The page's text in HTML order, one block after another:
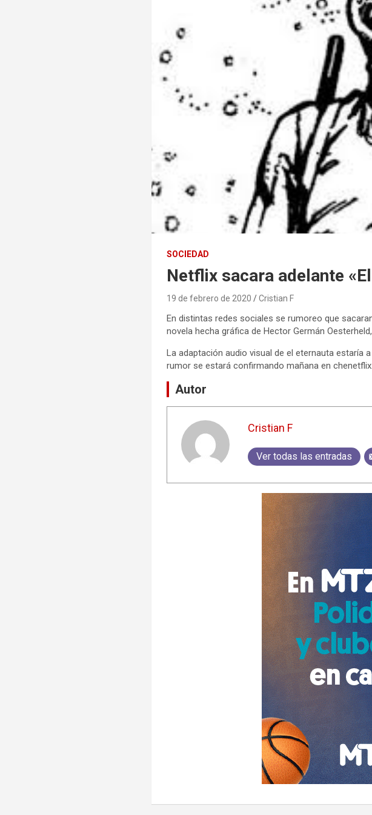
SOCIEDAD
Netflix sacara adelante
19 de febrero de 2020 Cristian F
En distintas redes sociales se rumoreo que
novela hecha gráfica de Hector Germán
La adaptación audio visual de el eternauta estaría
rumor se estará confirmando mañana en chenetflix.
Autor
Cristian F
Ver todas las entradas